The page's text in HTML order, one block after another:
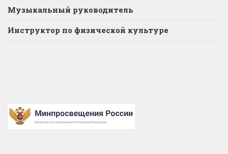
Музыкальный руководитель
Инструктор по физической культуре